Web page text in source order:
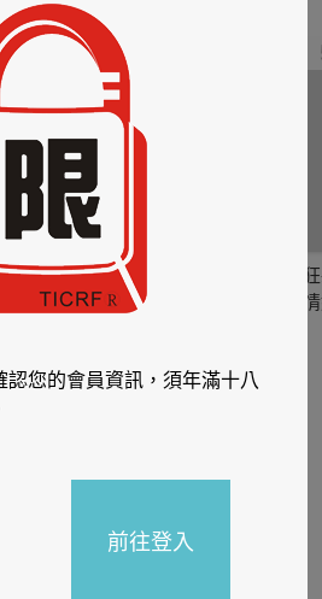
婦～魅惑之
情竊竹心～魅惑之
四
年
認您的會員資訊，須年滿十八
前往登入